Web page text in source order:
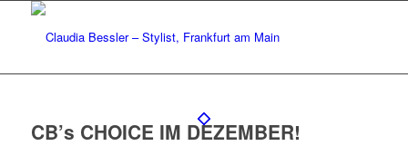
CB’s CHOICE IM DEZEMBER!